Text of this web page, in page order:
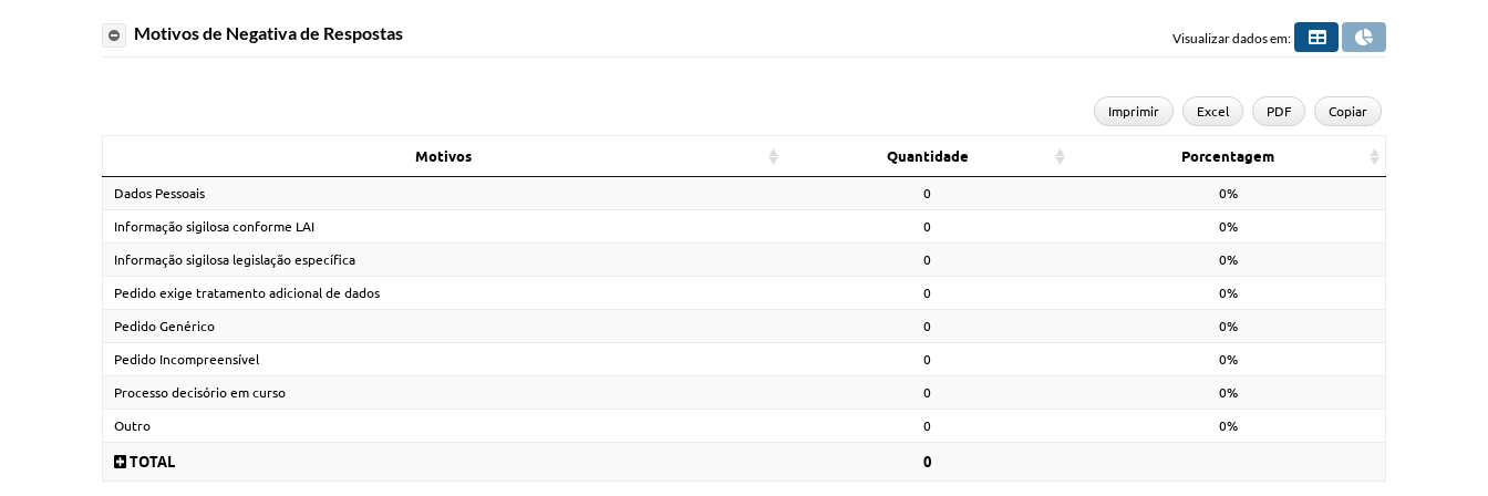
Motivos de Negativa de Respostas Visualizar dados em:
Imprimir Excel PDF Copiar
Motivos Quantidade Porcentagem
Dados Pessoais 0 0%
Informação sigilosa conforme LAI 0 0%
Informação sigilosa legislação específica 0 0%
Pedido exige tratamento adicional de dados 0 0%
Pedido Genérico 0 0%
Pedido Incompreensível 0 0%
Processo decisório em curso 0 0%
Outro 0 0%
TOTAL 0